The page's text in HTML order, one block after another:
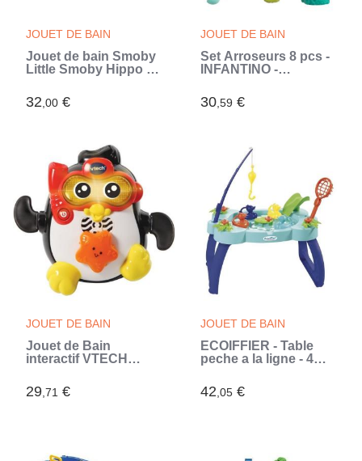
JOUET DE BAIN
Jouet de bain Smoby
Little Smoby Hippo -
pour bébé de 18 mois
- Bleu et vert (Bleu)
32,00 €
JOUET DE BAIN
Set Arroseurs 8 pcs -
INFANTINO -
de l'océan - Enfant
30,59 €
JOUET DE BAIN
Jouet de Bain
interactif VTECH
Champion de
Natation - Pingouin
29,71 €
JOUET DE BAIN
ECOIFFIER - Table
peche a la ligne - 4
épuisette, toboggan
et manivelle en forme
42,05 €